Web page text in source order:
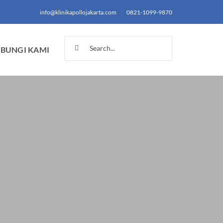
info@klinikapollojakarta.com 0821-1099-9870
KAMI